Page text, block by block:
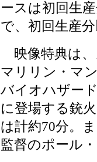
ースは初回生
で、初回生産
映像特典は、
マリリン・マ
バイオハザー
に登場する銃
は計約70分。
監督のポール